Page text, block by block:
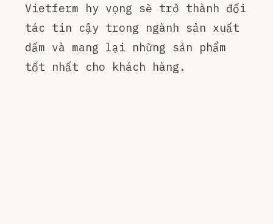
Vietferm hy vọng sẽ trở thành đối
tác tin cậy trong ngành sản xuất
dấm và mang lại những sản phẩm
tốt nhất cho khách hàng.